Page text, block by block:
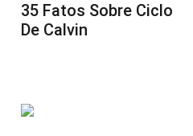
35 Fatos Sobre Ciclo
De Calvin